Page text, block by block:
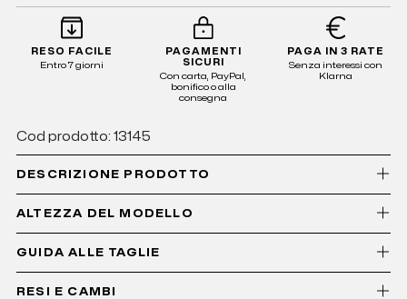
RESO FACILE
Entro 7 giorni
PAGAMENTI
SICURI
Con carta, PayPal,
bonifico o alla
consegna
PAGA IN 3 RATE
Senza interessi con
Klarna
Cod prodotto: 13145
DESCRIZIONE PRODOTTO
ALTEZZA DEL MODELLO
GUIDA ALLE TAGLIE
RESI E CAMBI